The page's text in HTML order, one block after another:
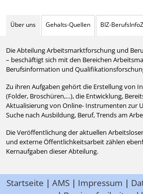
Über uns Gehalts-Quellen BIZ-
Die Abteilung Arbeitsmarktforschung und
– beschäftigt sich mit den Bereichen
Berufsinformation und
Zu ihren Aufgaben gehört die Erstellung von
(Folder, Broschüren,…), die Entwicklung,
Aktualisierung von Online- Instrumenten zur
Suche nach Ausbildung, Beruf, Trends am
Die Veröffentlichung der aktuellen
und externe Öffentlichkeitsarbeit zählen
Kernaufgaben dieser Abteilung.
Startseite | AMS| Impressum |